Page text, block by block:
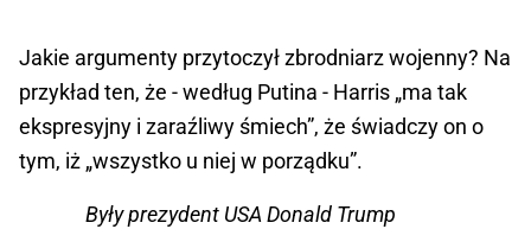
Jakie argumenty przytoczył zbrodniarz wojenny? Na
przykład ten, że - według Putina - Harris „ma tak
ekspresyjny i zaraźliwy śmiech”, że świadczy on o
tym, iż „wszystko u niej w porządku”.
Były prezydent USA Donald Trump